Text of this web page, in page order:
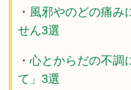
・ 風邪やのどの痛み
せん3選
・心とからだの不調
て」3選